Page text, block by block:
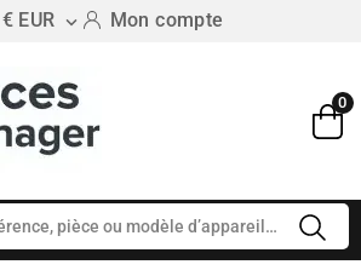
€ EUR  Mon compte
0